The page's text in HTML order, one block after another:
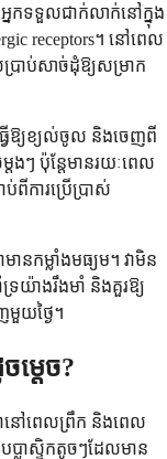
កទទួល​ជាក់លាក់​នៅក្នុង​
receptors។ នៅពេល​
រាប់​សាច់ដុំ​ឱ្យ​សម្រាក
វើឱ្យ​ខ្យល់​ចូល និង​ចេញពី​
ងៗ ប៉ុន្តែ​មាន​រយៈពេល​
ពី​ការ​ប្រើប្រាស់​
មាន​កម្លាំង​មធ្យម។ វាមិន​
ទ្រ​យ៉ាង​រឹងមាំ និង​គួរឱ្យ​
មួយថ្ងៃ។
ម្តេច?
ា​នៅពេល​ព្រឹក និង​ពេល​
ប្លាស្ទិក​តូចៗ​ដែល​មាន​